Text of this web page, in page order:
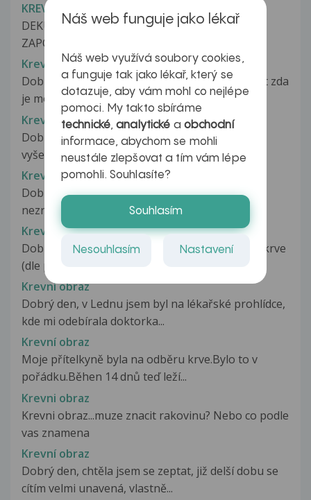
KREVNI OBRAZ
DEKUJI ZA VASI ODPOVED AKORAT JSEM JESTE
ZAPOMEL CO SE TYKA TOHO MEHO DOTAZU...
Krevní obraz
Dobrý den paní doktorko, chtěla bych se zeptat zda
je možné vystopovat astmatický...
Krevní obraz
Dobrý den, v říjnu jsem byla před operací na
vyšetření a bylo vše v pořádku....
Krevní obraz
Dobrý den, prosím o vysvětlení co znamenají
nezralé granulocyty a zda se mám...
Krevní obraz
Dobrý den, tento týden jsem byla na vyšetření krve
(dle příznaků bylo podezření...
Krevní obraz
Dobrý den, v Lednu jsem byl na lékařské prohlídce,
kde mi odebírala doktorka...
Krevní obraz
Moje přítelkyně byla na odběru krve.Bylo to v
pořádku.Běhen 14 dnů teď leží...
Krevni obraz
Krevni obraz...muze znacit rakovinu? Nebo co podle
vas znamena
Krevní obraz
Dobrý den, chtěla jsem se zeptat, již delší dobu se
cítím velmi unavená, vlastně...
Náš web funguje jako lékař
Náš web využívá soubory cookies,
a funguje tak jako lékař, který se
dotazuje, aby vám mohl co nejlépe
pomoci. My takto sbíráme
technické,analytické a obchodní
informace, abychom se mohli
neustále zlepšovat a tím vám lépe
pomohli. Souhlasíte?
Souhlasím
Nesouhlasím Nastavení